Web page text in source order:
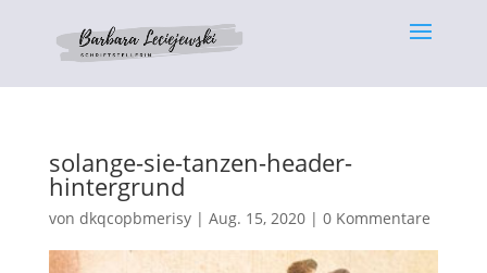
solange-sie-tanzen-header-
hintergrund
von dkqcopbmerisy| Aug. 15, 2020| 0 Kommentare